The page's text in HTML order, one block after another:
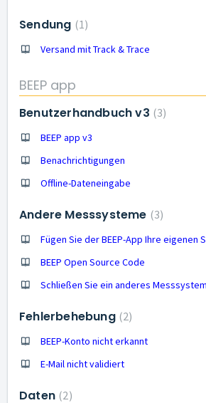
Sendung 1
Versand mit Track & Trace
BEEP app
Benutzerhandbuch v3 3
BEEP app v3
Benachrichtigungen
Offline-Dateneingabe
Andere Messsysteme 3
Fügen Sie der BEEP-App Ihre eigenen
BEEP Open Source Code
Schließen Sie ein anderes
Fehlerbehebung 2
BEEP-Konto nicht erkannt
E-Mail nicht validiert
Daten 2